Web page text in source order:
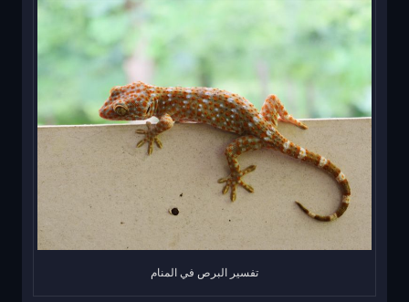
تفسير البرص في المنام